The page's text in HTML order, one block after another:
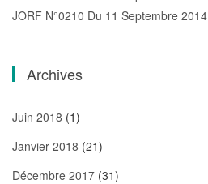
JORF N°0210 Du 11 Septembre 2014
Archives
Juin 2018 (1)
Janvier 2018 (21)
Décembre 2017 (31)